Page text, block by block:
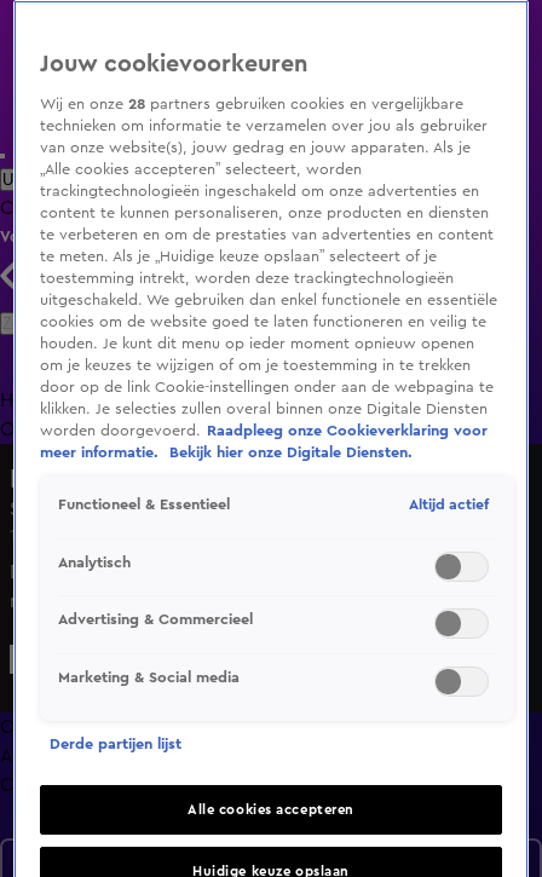
Uitzending Gemist Populaire programma's Zenders Genres
ClipsFilmsRadioSmart TV inlogShop
Volg KIJK
Zoeken
HomeUitzending Gemist Programma's De Bondgenoten
OranjezomerLivestreamsShop
Seizoen 4, aflevering 7
14 okt 2023, 20:28
De 21 overgebleven vips moeten spaarvarkens kapotslaan
met een hamer die aan hun hoofd vastzit en een brug
bouwen met ongekookte spaghetti en marshmallows. En
balanceren? Wie faalt en moet er naar huis?
Overzicht
Afleveringen
Clips
Jouw cookievoorkeuren
Wij en onze28 partners gebruiken cookies en vergelijkbare
technieken om informatie te verzamelen over jou als gebruiker
van onze website(s), jouw gedrag en jouw apparaten. Als je
„Alle cookies accepteren” selecteert, worden
trackingtechnologieën ingeschakeld om onze advertenties en
content te kunnen personaliseren, onze producten en diensten
te verbeteren en om de prestaties van advertenties en content
te meten. Als je „Huidige keuze opslaan” selecteert of je
toestemming intrekt, worden deze trackingtechnologieën
uitgeschakeld. We gebruiken dan enkel functionele en essentiële
cookies om de website goed te laten functioneren en veilig te
houden. Je kunt dit menu op ieder moment opnieuw openen
om je keuzes te wijzigen of om je toestemming in te trekken
door op de link Cookie-instellingen onder aan de webpagina te
klikken. Je selecties zullen overal binnen onze Digitale Diensten
worden doorgevoerd.
Raadpleeg onze Cookieverklaring voor
meer informatie.
Bekijk hier onze Digitale Diensten.
Functioneel & Essentieel Altijd actief
Analytisch
Advertising & Commercieel
Marketing & Social media
Derde partijen lijst
Alle cookies accepteren
Huidige keuze opslaan